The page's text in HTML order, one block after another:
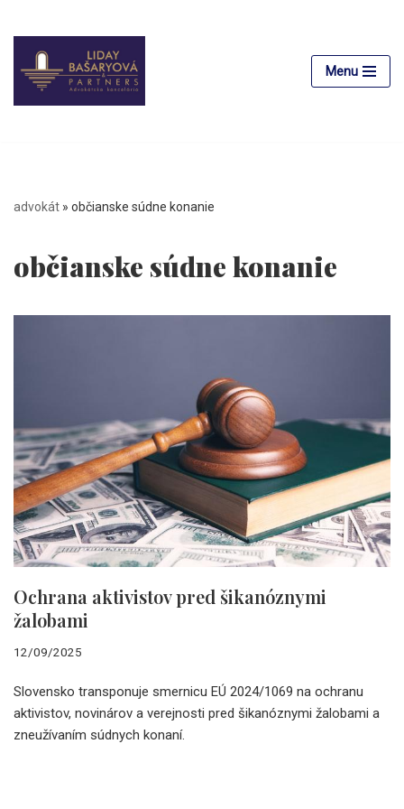
Preskočiť
na
obsah
Menu
advokát » občianske súdne konanie
občianske súdne konanie
Ochrana aktivistov pred šikanóznymi
žalobami
12/09/2025
Slovensko transponuje smernicu EÚ 2024/1069 na ochranu
aktivistov, novinárov a verejnosti pred šikanóznymi žalobami a
zneužívaním súdnych konaní.